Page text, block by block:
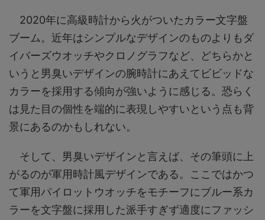
2020年に高級時計から火がついたカラー文字盤
ブーム。近年はシンプルなデザインのものよりもダ
イバーズウオッチやクロノグラフなど、どちらかと
いうと男臭いデザインの腕時計にあえてビビッドな
カラーを採用する傾向が強いように感じる。恐らく
は見た目の個性を端的に表現しやすいという点も背
景にあるのかもしれない。
そして、男臭いデザインと言えば、その筆頭に上
がるのが軍用時計風デザインである。ここではかつ
て軍用パイロットウオッチをモチーフにブルー系カ
ラーを文字盤に採用した派手すぎず適度にファッシ